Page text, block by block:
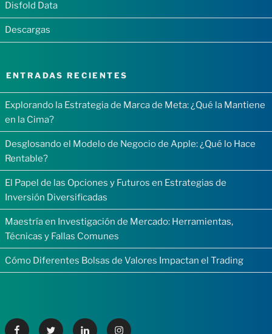
Disfold Data
Descargas
ENTRADAS RECIENTES
Explorando la Estrategia de Marca de Meta: ¿Qué la Mantiene
en la Cima?
Desglosando el Modelo de Negocio de Apple: ¿Qué lo Hace
Rentable?
El Papel de las Opciones y Futuros en Estrategias de
Inversión Diversificadas
Maestría en Investigación de Mercado: Herramientas,
Técnicas y Fallas Comunes
Cómo Diferentes Bolsas de Valores Impactan el Trading
FacebookTwitter LinkedinInstagram